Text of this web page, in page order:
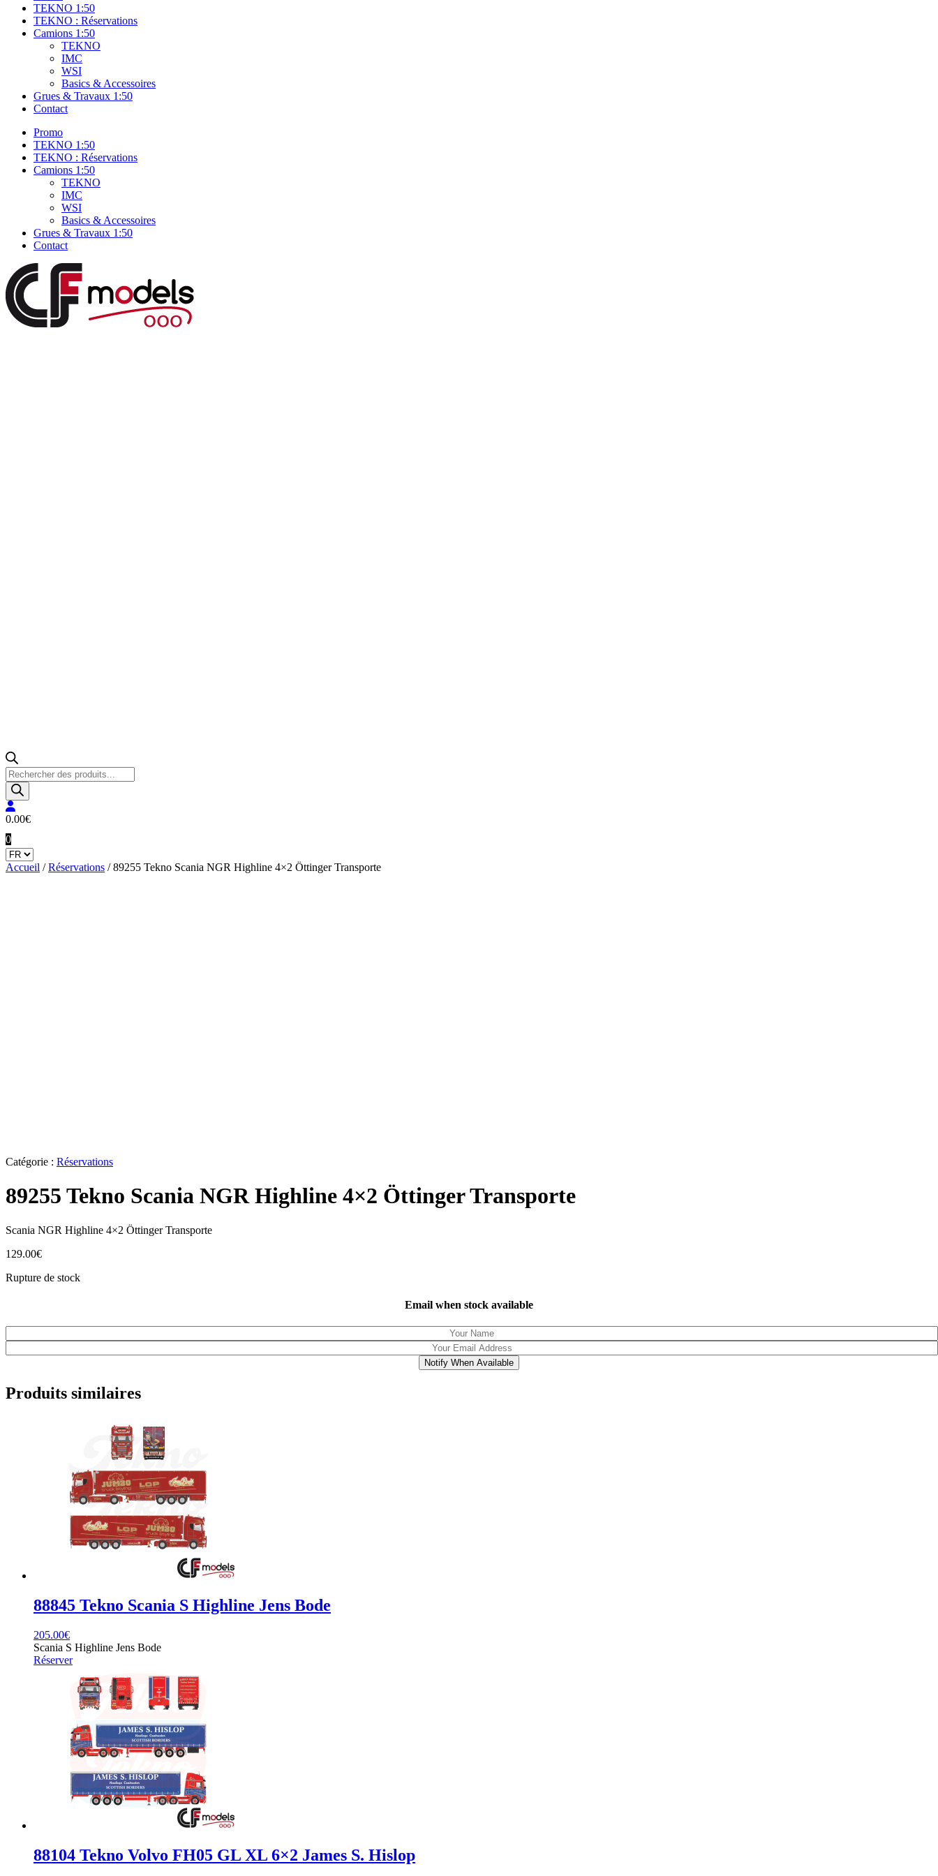
TEKNO 1:50
TEKNO : Réservations
Camions 1:50
TEKNO
IMC
WSI
Basics & Accessoires
Grues & Travaux 1:50
Contact
Promo
TEKNO 1:50
TEKNO : Réservations
Camions 1:50
TEKNO
IMC
WSI
Basics & Accessoires
Grues & Travaux 1:50
Contact
Recherche
de
produits
0.00€
0
Accueil /Réservations / 89255 Tekno Scania NGR Highline 4×2 Öttinger Transporte
Catégorie : Réservations
89255 Tekno Scania NGR Highline 4×2 Öttinger Transporte
Scania NGR Highline 4×2 Öttinger Transporte
129.00€
Rupture de stock
Email when stock available
Notify When Available
Produits similaires
88845 Tekno Scania S Highline Jens Bode
205.00€
Scania S Highline Jens Bode
Réserver
88104 Tekno Volvo FH05 GL XL 6×2 James S. Hislop